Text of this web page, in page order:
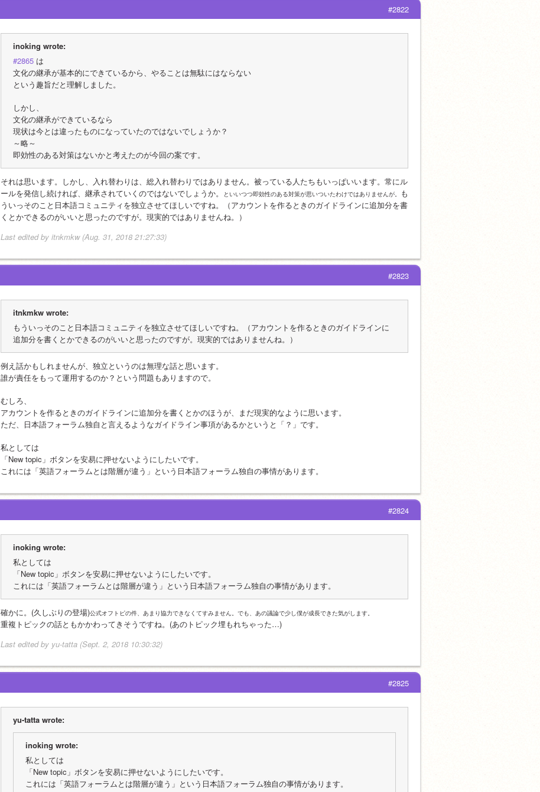
#2822
inoking wrote:
#2865 は
文化の継承が基本的にできているから、やることは無駄にはならない
という趣旨だと理解しました。
しかし、
文化の継承ができているなら
現状は今とは違ったものになっていたのではないでしょうか？
～略～
即効性のある対策はないかと考えたのが今回の案です。
それは思います。しかし、入れ替わりは、総入れ替わりではありません。被っている人たちもいっぱいいます。常にル
ールを発信し続ければ、継承されていくのではないでしょうか。
といいつつ即効性のある対策が思いついたわけではありませんが。
も
ういっそのこと日本語コミュニティを独立させてほしいですね。（アカウントを作るときのガイドラインに追加分を書
くとかできるのがいいと思ったのですが。現実的ではありませんね。）
Last edited by itnkmkw (Aug. 31, 2018 21:27:33)
#2823
itnkmkw wrote:
もういっそのこと日本語コミュニティを独立させてほしいですね。（アカウントを作るときのガイドラインに
追加分を書くとかできるのがいいと思ったのですが。現実的ではありませんね。）
例え話かもしれませんが、独立というのは無理な話と思います。
誰が責任をもって運用するのか？という問題もありますので。
むしろ、
アカウントを作るときのガイドラインに追加分を書くとかのほうが、まだ現実的なように思います。
ただ、日本語フォーラム独自と言えるようなガイドライン事項があるかというと「？」です。
私としては
「New topic」ボタンを安易に押せないようにしたいです。
これには「英語フォーラムとは階層が違う」という日本語フォーラム独自の事情があります。
#2824
inoking wrote:
私としては
「New topic」ボタンを安易に押せないようにしたいです。
これには「英語フォーラムとは階層が違う」という日本語フォーラム独自の事情があります。
確かに。(久しぶりの登場)公式オフトピの件、あまり協力できなくてすみません。でも、あの議論で少し僕が成長できた気がします。
重複トピックの話ともかかわってきそうですね。(あのトピック埋もれちゃった…)
Last edited by yu-tatta (Sept. 2, 2018 10:30:32)
#2825
yu-tatta wrote:
inoking wrote:
私としては
「New topic」ボタンを安易に押せないようにしたいです。
これには「英語フォーラムとは階層が違う」という日本語フォーラム独自の事情があります。